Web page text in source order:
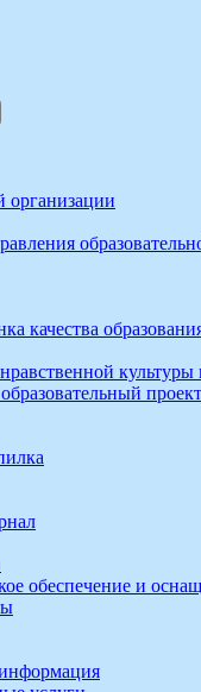
организации
качества
культуры
проект
обеспечение и